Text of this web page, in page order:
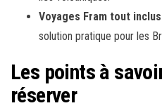
Voyages Fram tout
solution pratique pour les
Les points à
réserver